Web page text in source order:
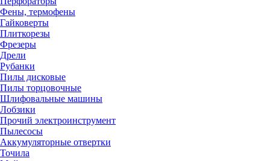
Фены, термофены
Гайковерты
Плиткорезы
Фрезеры
Дрели
Рубанки
Пилы дисковые
Пилы торцовочные
Шлифовальные машины
Лобзики
Прочий электроинструмент
Пылесосы
Аккумуляторные отвертки
Точила